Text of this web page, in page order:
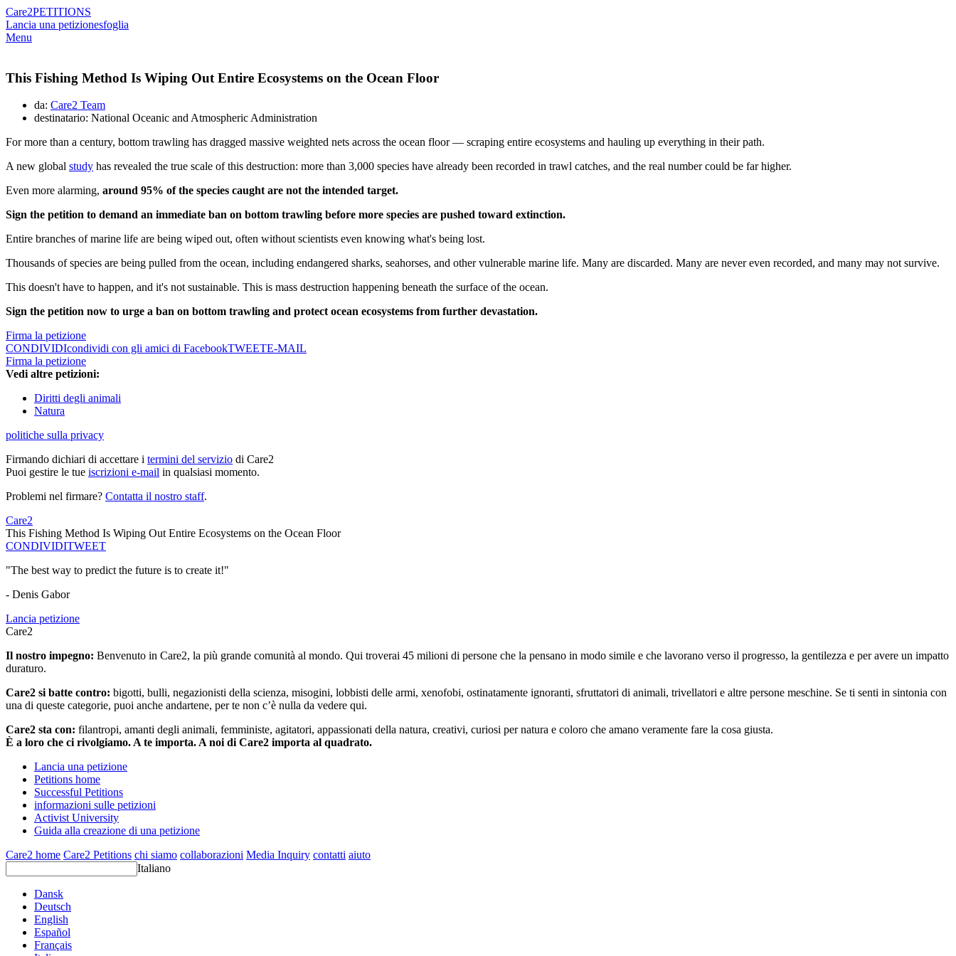
Care2PETITIONS
Lancia una petizionesfoglia
Menu
This Fishing Method Is Wiping Out Entire Ecosystems on the Ocean Floor
da: Care2 Team
destinatario: National Oceanic and Atmospheric Administration
For more than a century, bottom trawling has dragged massive weighted nets across the ocean floor — scraping entire ecosystems and hauling up everything in their path.
A new global study has revealed the true scale of this destruction: more than 3,000 species have already been recorded in trawl catches, and the real number could be far higher.
Even more alarming, around 95% of the species caught are not the intended target.
Sign the petition to demand an immediate ban on bottom trawling before more species are pushed toward extinction.
Entire branches of marine life are being wiped out, often without scientists even knowing what's being lost.
Thousands of species are being pulled from the ocean, including endangered sharks, seahorses, and other vulnerable marine life. Many are discarded. Many are never even recorded, and many may not survive.
This doesn't have to happen, and it's not sustainable. This is mass destruction happening beneath the surface of the ocean.
Sign the petition now to urge a ban on bottom trawling and protect ocean ecosystems from further devastation.
Firma la petizione
CONDIVIDIcondividi con gli amici di FacebookTWEETE-MAIL
Firma la petizione
Vedi altre petizioni:
Diritti degli animali
Natura
politiche sulla privacy
Firmando dichiari di accettare i termini del servizio di Care2
Puoi gestire le tue iscrizioni e-mail in qualsiasi momento.
Problemi nel firmare? Contatta il nostro staff.
Care2
This Fishing Method Is Wiping Out Entire Ecosystems on the Ocean Floor
CONDIVIDITWEET
"The best way to predict the future is to create it!"
- Denis Gabor
Lancia petizione
Care2
Il nostro impegno: Benvenuto in Care2, la più grande comunità al mondo. Qui troverai 45 milioni di persone che la pensano in modo simile e che lavorano verso il progresso, la gentilezza e per avere un impatto
duraturo.
Care2 si batte contro: bigotti, bulli, negazionisti della scienza, misogini, lobbisti delle armi, xenofobi, ostinatamente ignoranti, sfruttatori di animali, trivellatori e altre persone meschine. Se ti senti in sintonia con
una di queste categorie, puoi anche andartene, per te non c’è nulla da vedere qui.
Care2 sta con: filantropi, amanti degli animali, femministe, agitatori, appassionati della natura, creativi, curiosi per natura e coloro che amano veramente fare la cosa giusta.
È a loro che ci rivolgiamo. A te importa. A noi di Care2 importa al quadrato.
Lancia una petizione
Petitions home
Successful Petitions
informazioni sulle petizioni
Activist University
Guida alla creazione di una petizione
Care2 home Care2 Petitions chi siamo collaborazioni Media Inquiry contatti aiuto
Italiano
Dansk
Deutsch
English
Español
Français